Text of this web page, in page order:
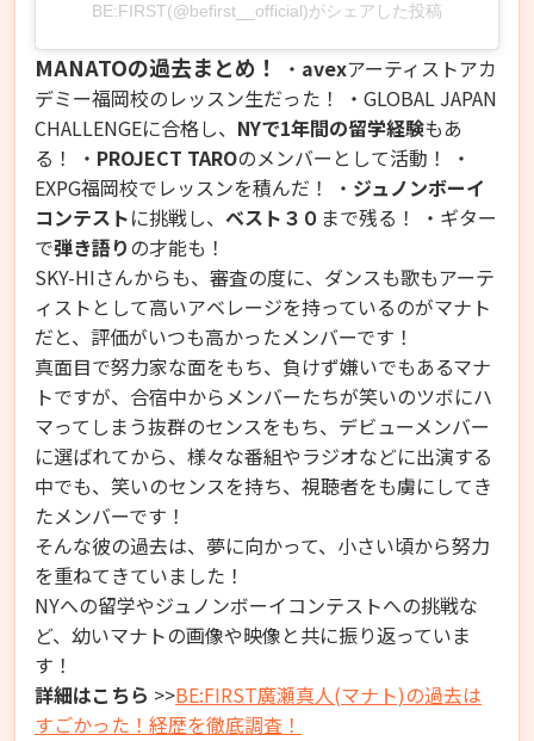
BE:FIRST(@befirst__official)がシェアした投稿
MANATOの過去まとめ！ ・ avexアーティストアカ
デミー福岡校のレッスン生だった！ ・GLOBAL JAPAN
CHALLENGEに合格し、 NYで1年間の留学経験もあ
る！ ・ PROJECT TAROのメンバーとして活動！ ・
EXPG福岡校でレッスンを積んだ！ ・ ジュノンボーイ
コンテストに挑戦し、 ベスト３０ まで残る！ ・ギター
で弾き語りの才能も！
SKY-HIさんからも、審査の度に、ダンスも歌もアーテ
ィストとして高いアベレージを持っているのがマナト
だと、評価がいつも高かったメンバーです！
真面目で努力家な面をもち、負けず嫌いでもあるマナ
トですが、合宿中からメンバーたちが笑いのツボにハ
マってしまう抜群のセンスをもち、デビューメンバー
に選ばれてから、様々な番組やラジオなどに出演する
中でも、笑いのセンスを持ち、視聴者をも虜にしてき
たメンバーです！
そんな彼の過去は、夢に向かって、小さい頃から努力
を重ねてきていました！
NYへの留学やジュノンボーイコンテストへの挑戦な
ど、幼いマナトの画像や映像と共に振り返っていま
す！
詳細はこちら >>BE:FIRST廣瀬真人(マナト)の過去は
すごかった！経歴を徹底調査！